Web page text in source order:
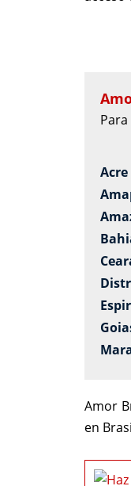
Acre
Amor
en